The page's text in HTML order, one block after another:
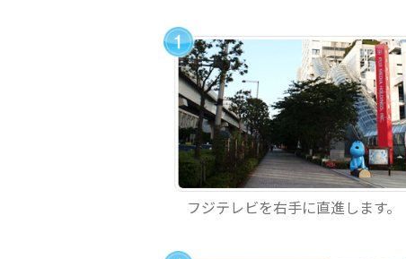
フジテレビを右手に直進します。